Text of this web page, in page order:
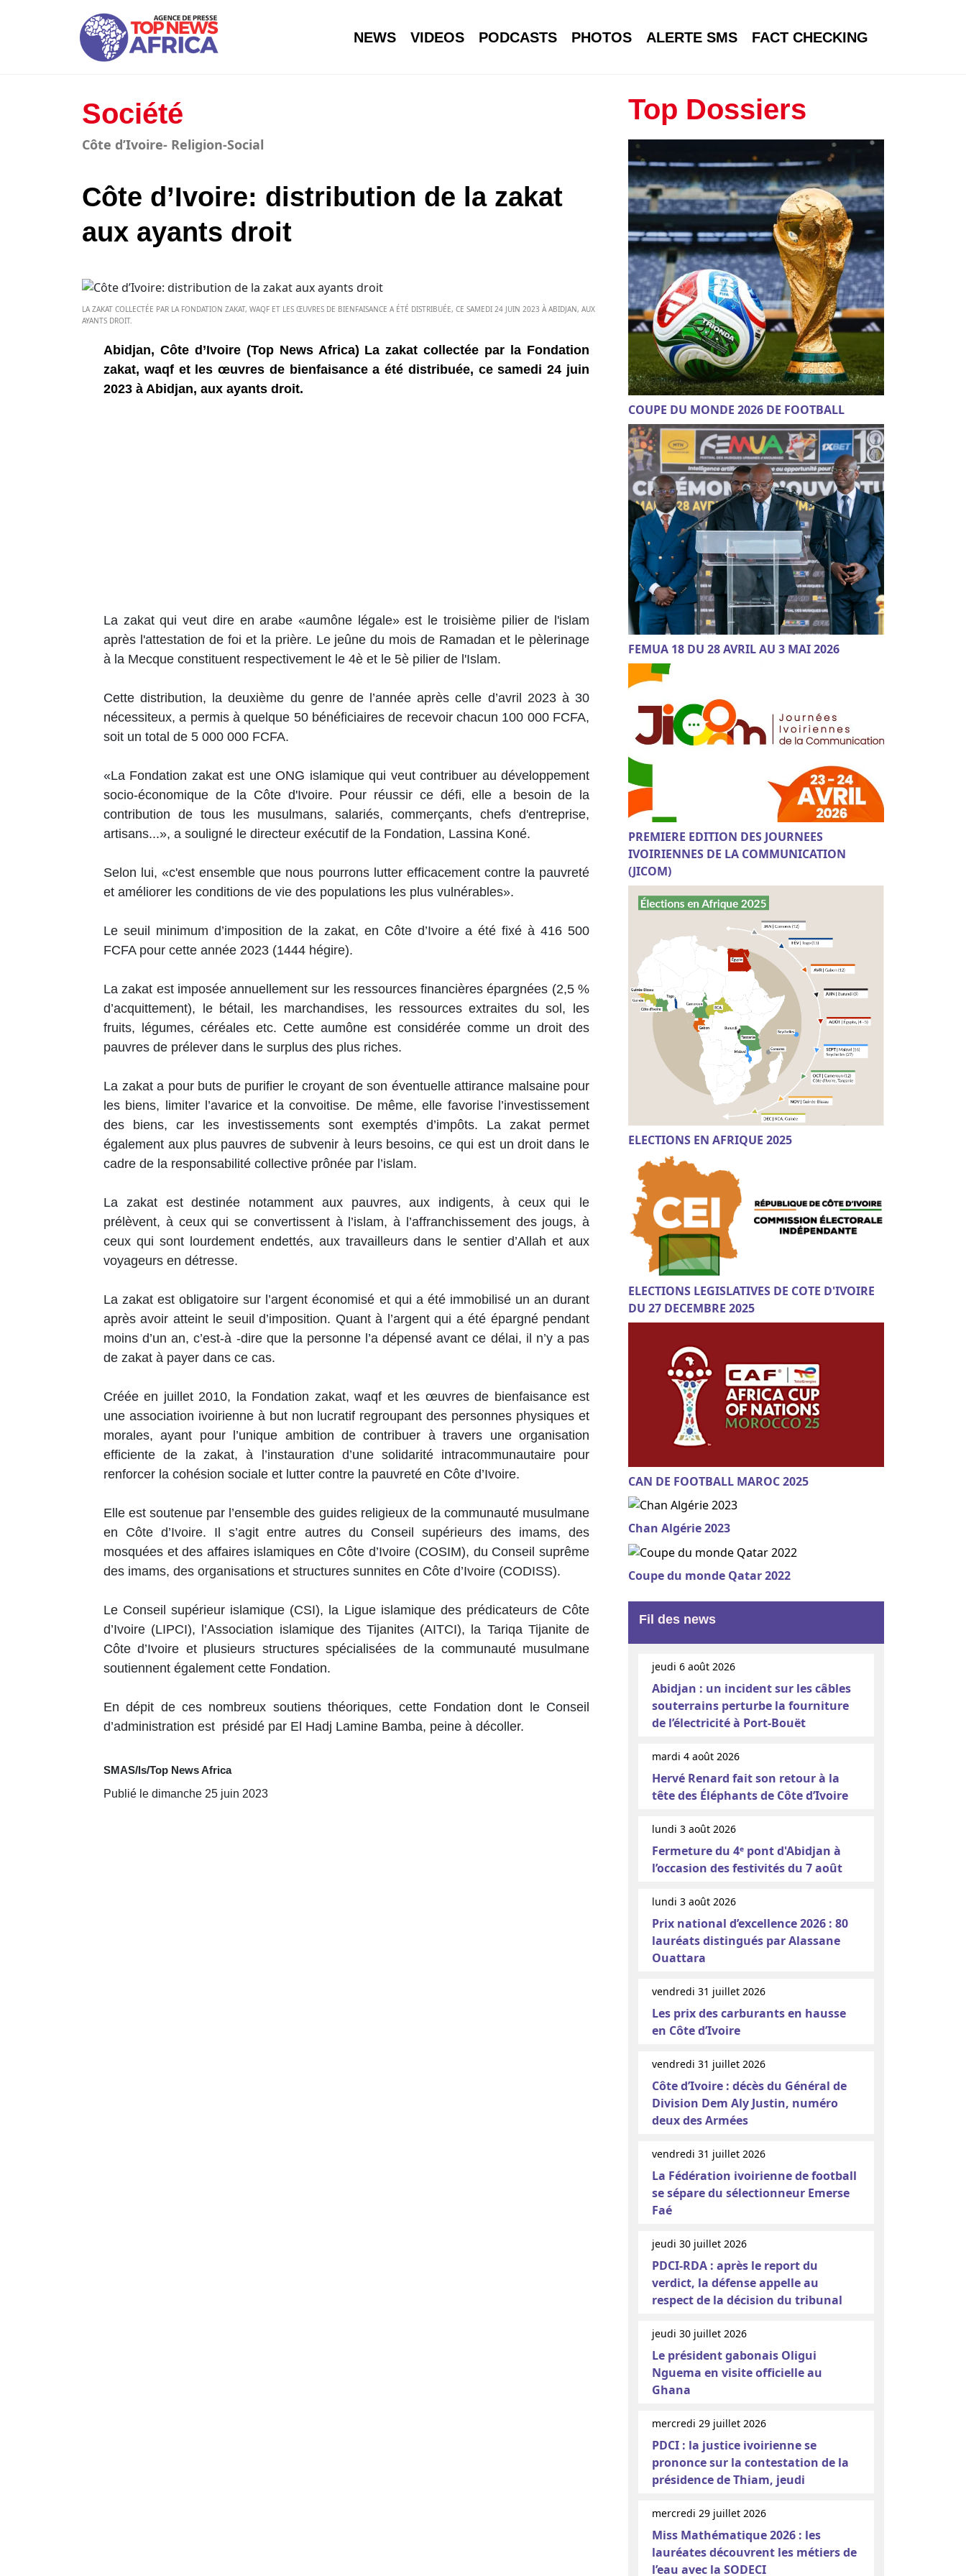
NEWS VIDEOS PODCASTS PHOTOS ALERTE SMS FACT CHECKING
Société
Côte d’Ivoire- Religion-Social
Côte d’Ivoire: distribution de la zakat
aux ayants droit
LA ZAKAT COLLECTÉE PAR LA FONDATION ZAKAT, WAQF ET LES ŒUVRES DE BIENFAISANCE A ÉTÉ DISTRIBUÉE, CE SAMEDI 24 JUIN 2023 À ABIDJAN, AUX
AYANTS DROIT.
Abidjan, Côte d’Ivoire (Top News Africa) La zakat collectée par la Fondation
zakat, waqf et les œuvres de bienfaisance a été distribuée, ce samedi 24 juin
2023 à Abidjan, aux ayants droit.
La zakat qui veut dire en arabe «aumône légale» est le troisième pilier de l'islam
après l'attestation de foi et la prière. Le jeûne du mois de Ramadan et le pèlerinage
à la Mecque constituent respectivement le 4è et le 5è pilier de l'Islam.
Cette distribution, la deuxième du genre de l’année après celle d’avril 2023 à 30
nécessiteux, a permis à quelque 50 bénéficiaires de recevoir chacun 100 000 FCFA,
soit un total de 5 000 000 FCFA.
«La Fondation zakat est une ONG islamique qui veut contribuer au développement
socio-économique de la Côte d'Ivoire. Pour réussir ce défi, elle a besoin de la
contribution de tous les musulmans, salariés, commerçants, chefs d'entreprise,
artisans...», a souligné le directeur exécutif de la Fondation, Lassina Koné.
Selon lui, «c'est ensemble que nous pourrons lutter efficacement contre la pauvreté
et améliorer les conditions de vie des populations les plus vulnérables».
Le seuil minimum d’imposition de la zakat, en Côte d’Ivoire a été fixé à 416 500
FCFA pour cette année 2023 (1444 hégire).
La zakat est imposée annuellement sur les ressources financières épargnées (2,5 %
d’acquittement), le bétail, les marchandises, les ressources extraites du sol, les
fruits, légumes, céréales etc. Cette aumône est considérée comme un droit des
pauvres de prélever dans le surplus des plus riches.
La zakat a pour buts de purifier le croyant de son éventuelle attirance malsaine pour
les biens, limiter l’avarice et la convoitise. De même, elle favorise l’investissement
des biens, car les investissements sont exemptés d’impôts. La zakat permet
également aux plus pauvres de subvenir à leurs besoins, ce qui est un droit dans le
cadre de la responsabilité collective prônée par l’islam.
La zakat est destinée notamment aux pauvres, aux indigents, à ceux qui le
prélèvent, à ceux qui se convertissent à l’islam, à l’affranchissement des jougs, à
ceux qui sont lourdement endettés, aux travailleurs dans le sentier d’Allah et aux
voyageurs en détresse.
La zakat est obligatoire sur l’argent économisé et qui a été immobilisé un an durant
après avoir atteint le seuil d’imposition. Quant à l’argent qui a été épargné pendant
moins d’un an, c’est-à -dire que la personne l’a dépensé avant ce délai, il n’y a pas
de zakat à payer dans ce cas.
Créée en juillet 2010, la Fondation zakat, waqf et les œuvres de bienfaisance est
une association ivoirienne à but non lucratif regroupant des personnes physiques et
morales, ayant pour l’unique ambition de contribuer à travers une organisation
efficiente de la zakat, à l’instauration d’une solidarité intracommunautaire pour
renforcer la cohésion sociale et lutter contre la pauvreté en Côte d’Ivoire.
Elle est soutenue par l’ensemble des guides religieux de la communauté musulmane
en Côte d’Ivoire. Il s’agit entre autres du Conseil supérieurs des imams, des
mosquées et des affaires islamiques en Côte d’Ivoire (COSIM), du Conseil suprême
des imams, des organisations et structures sunnites en Côte d’Ivoire (CODISS).
Le Conseil supérieur islamique (CSI), la Ligue islamique des prédicateurs de Côte
d’Ivoire (LIPCI), l’Association islamique des Tijanites (AITCI), la Tariqa Tijanite de
Côte d’Ivoire et plusieurs structures spécialisées de la communauté musulmane
soutiennent également cette Fondation.
En dépit de ces nombreux soutiens théoriques, cette Fondation dont le Conseil
d’administration est présidé par El Hadj Lamine Bamba, peine à décoller.
SMAS/ls/Top News Africa
Publié le dimanche 25 juin 2023
Top Dossiers
COUPE DU MONDE 2026 DE FOOTBALL
FEMUA 18 DU 28 AVRIL AU 3 MAI 2026
PREMIERE EDITION DES JOURNEES
IVOIRIENNES DE LA COMMUNICATION
(JICOM)
ELECTIONS EN AFRIQUE 2025
ELECTIONS LEGISLATIVES DE COTE D'IVOIRE
DU 27 DECEMBRE 2025
CAN DE FOOTBALL MAROC 2025
Chan Algérie 2023
Coupe du monde Qatar 2022
Fil des news
jeudi 6 août 2026
Abidjan : un incident sur les câbles
souterrains perturbe la fourniture
de l’électricité à Port-Bouët
mardi 4 août 2026
Hervé Renard fait son retour à la
tête des Éléphants de Côte d’Ivoire
lundi 3 août 2026
Fermeture du 4ᵉ pont d'Abidjan à
l’occasion des festivités du 7 août
lundi 3 août 2026
Prix national d’excellence 2026 : 80
lauréats distingués par Alassane
Ouattara
vendredi 31 juillet 2026
Les prix des carburants en hausse
en Côte d’Ivoire
vendredi 31 juillet 2026
Côte d’Ivoire : décès du Général de
Division Dem Aly Justin, numéro
deux des Armées
vendredi 31 juillet 2026
La Fédération ivoirienne de football
se sépare du sélectionneur Emerse
Faé
jeudi 30 juillet 2026
PDCI-RDA : après le report du
verdict, la défense appelle au
respect de la décision du tribunal
jeudi 30 juillet 2026
Le président gabonais Oligui
Nguema en visite officielle au
Ghana
mercredi 29 juillet 2026
PDCI : la justice ivoirienne se
prononce sur la contestation de la
présidence de Thiam, jeudi
mercredi 29 juillet 2026
Miss Mathématique 2026 : les
lauréates découvrent les métiers de
l’eau avec la SODECI